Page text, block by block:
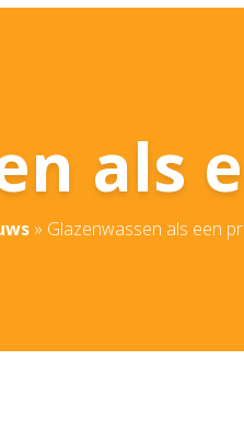
als
» Glazenwassen als een